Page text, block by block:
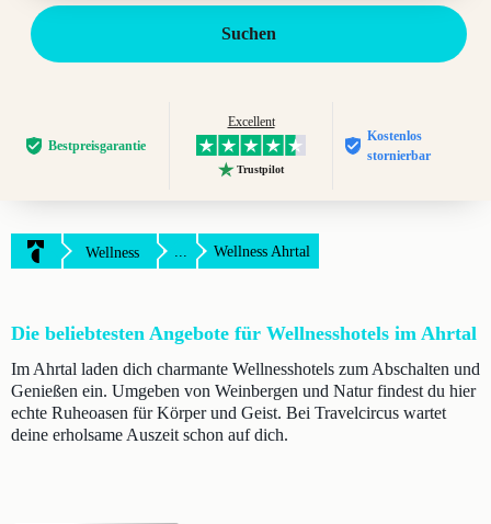
Suchen
Bestpreis­garantie
Excellent
Trustpilot
Kostenlos
stornierbar
Wellness ... Wellness Ahrtal
Die beliebtesten Angebote für Wellnesshotels im Ahrtal
Im Ahrtal laden dich charmante Wellnesshotels zum Abschalten und
Genießen ein. Umgeben von Weinbergen und Natur findest du hier
echte Ruheoasen für Körper und Geist. Bei Travelcircus wartet
deine erholsame Auszeit schon auf dich.